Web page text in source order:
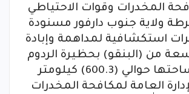
المخدرات وقوات الاحتياطي
ولاية جنوب دارفور مسنودة
استكشافية لمداهمة وإبادة
من (البنقو) بحظيرة الردوم
التي تبلغ مساحتها حوالي (600.3) كيلومتر
العامة لمكافحة المخدرات